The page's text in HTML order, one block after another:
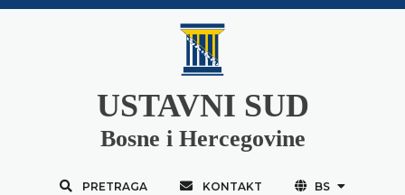
USTAVNI SUD
Bosne i Hercegovine
PRETRAGA KONTAKT BS